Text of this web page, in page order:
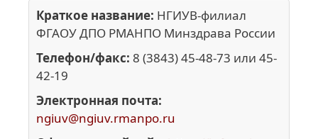
Краткое название: НГИУВ-филиал
ФГАОУ ДПО РМАНПО Минздрава России
Телефон/факс: 8 (3843) 45-48-73 или 45-
42-19
Электронная почта:
ngiuv@ngiuv.rmanpo.ru